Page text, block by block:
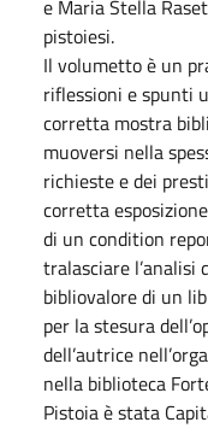
e Maria Stella
pistoiesi.
Il volumetto è un
riflessioni e spunti
corretta mostra
muoversi nella
richieste e dei
corretta
di un condition
tralasciare l’analisi
bibliovalore di un
per la stesura
dell’autrice
nella biblioteca
Pistoia è stata